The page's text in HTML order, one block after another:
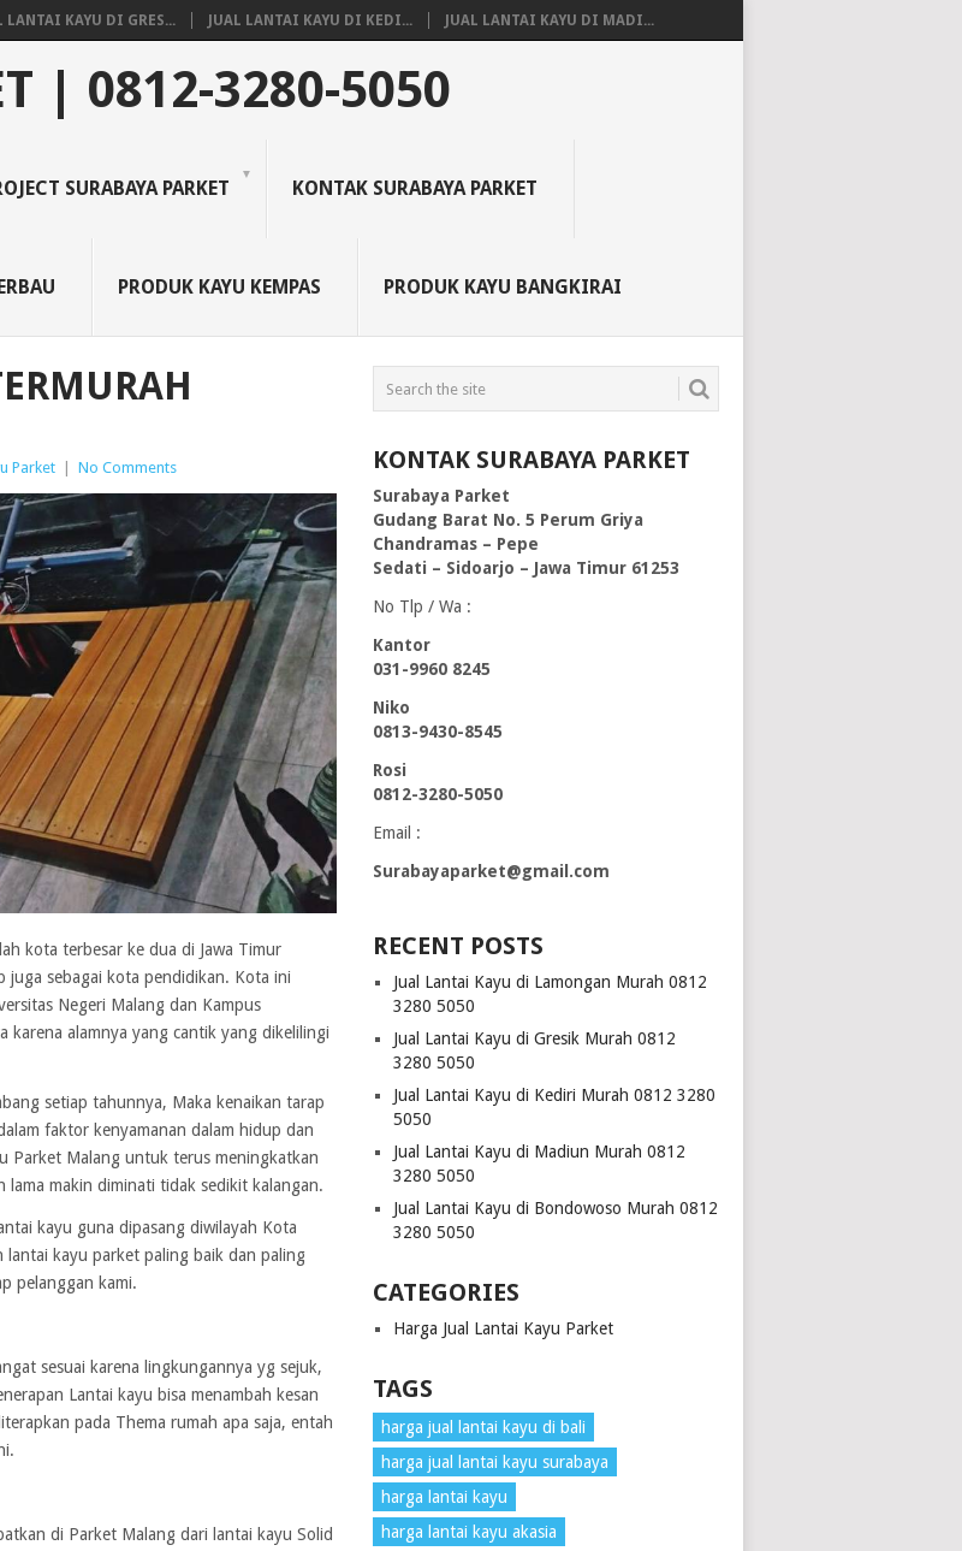
LANTAI KAYU DI GRES... JUAL LANTAI KAYU DI KEDI... JUAL LANTAI KAYU DI MADI...
| 0812-3280-5050
SURABAYA PARKET KONTAK SURABAYA PARKET
PRODUK KAYU KEMPAS PRODUK KAYU BANGKIRAI
Parket No Comments
kota terbesar ke dua di Jawa Timur
juga sebagai kota pendidikan. Kota ini
Negeri Malang dan Kampus
karena alamnya yang cantik yang dikelilingi
setiap tahunnya, Maka kenaikan tarap
faktor kenyamanan dalam hidup dan
Parket Malang untuk terus meningkatkan
makin diminati tidak sedikit kalangan.
kayu guna dipasang diwilayah Kota
lantai kayu parket paling baik dan paling
pelanggan kami.
sesuai karena lingkungannya yg sejuk,
Lantai kayu bisa menambah kesan
pada Thema rumah apa saja, entah
di Parket Malang dari lantai kayu Solid
KONTAK SURABAYA PARKET
Surabaya Parket
Gudang Barat No. 5 Perum Griya
Chandramas – Pepe
Sedati – Sidoarjo – Jawa Timur 61253
No Tlp / Wa :
Kantor
031-9960 8245
Niko
0813-9430-8545
Rosi
0812-3280-5050
Email :
Surabayaparket@gmail.com
RECENT POSTS
Jual Lantai Kayu di Lamongan Murah 0812
3280 5050
Jual Lantai Kayu di Gresik Murah 0812
3280 5050
Jual Lantai Kayu di Kediri Murah 0812 3280
5050
Jual Lantai Kayu di Madiun Murah 0812
3280 5050
Jual Lantai Kayu di Bondowoso Murah 0812
3280 5050
CATEGORIES
Harga Jual Lantai Kayu Parket
TAGS
harga jual lantai kayu di bali
harga jual lantai kayu surabaya
harga lantai kayu
harga lantai kayu akasia